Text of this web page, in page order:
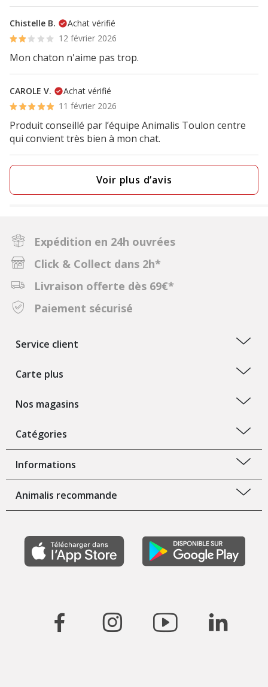
Chistelle B.
Achat vérifié
12 février 2026
Mon chaton n'aime pas trop.
CAROLE V.
Achat vérifié
11 février 2026
Produit conseillé par l’équipe Animalis Toulon centre
qui convient très bien à mon chat.
Voir plus d’avis
Expédition en 24h ouvrées
Click & Collect dans 2h*
Livraison offerte dès 69€*
Paiement sécurisé
Service client
Carte plus
Nos magasins
Catégories
Informations
Animalis recommande